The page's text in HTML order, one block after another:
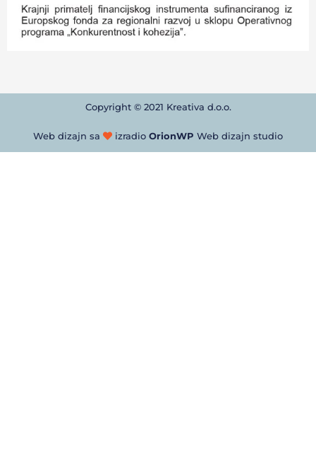
Copyright © 2021 Kreativa d.o.o.
Web dizajn sa izradio OrionWP Web dizajn studio